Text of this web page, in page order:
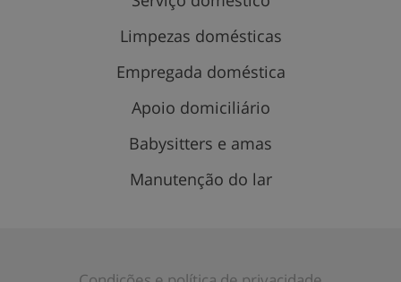
Limpezas domésticas
Empregada doméstica
Apoio domiciliário
Babysitters e amas
Manutenção do lar